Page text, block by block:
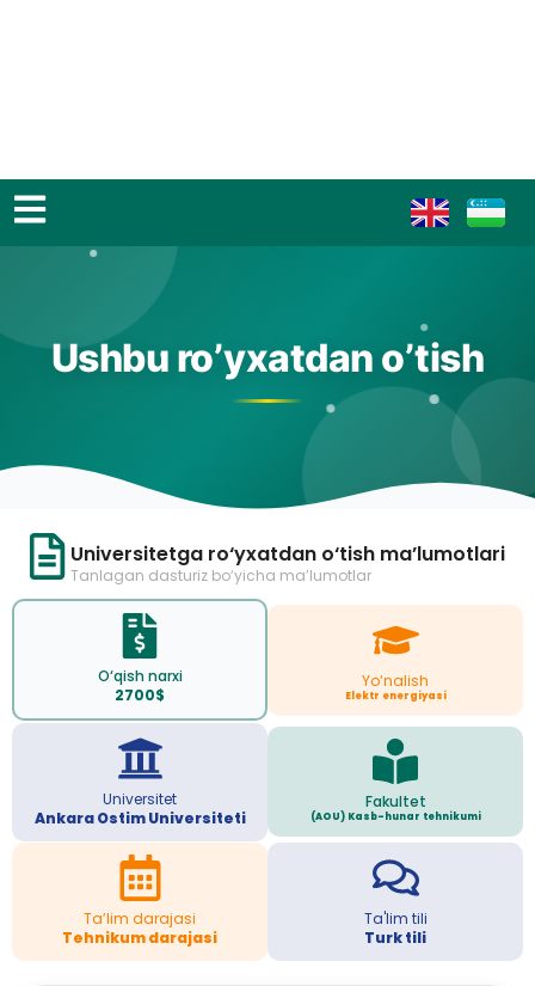
Ushbu ro’yxatdan o’tish
Universitetga ro‘yxatdan o‘tish ma’lumotlari
Tanlagan dasturiz bo‘yicha ma’lumotlar
O‘qish narxi
2700$
Yo‘nalish
Elektr energiyasi
Universitet
Ankara Ostim Universiteti
Fakultet
(AOU) Kasb-hunar tehnikumi
Ta’lim darajasi
Tehnikum darajasi
Ta'lim tili
Turk tili